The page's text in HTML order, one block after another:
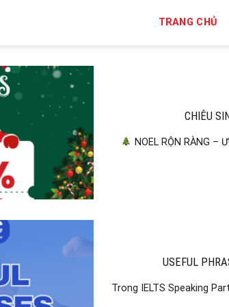
TRANG CHỦ
CHIÊU
NOEL RỘN RÀNG –
USEFUL
Trong IELTS Speaking